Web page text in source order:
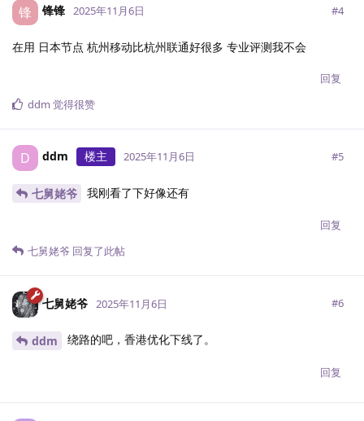
锋 锋锋 2025年11月6日 #4
在用 日本节点 杭州移动比杭州联通好很多 专业评测我不会
回复
ddm 觉得很赞
D ddm 楼主 2025年11月6日 #5
七舅姥爷 我刚看了下好像还有
回复
七舅姥爷 回复了此帖
七舅姥爷 2025年11月6日 #6
ddm 绕路的吧，香港优化下线了。
回复